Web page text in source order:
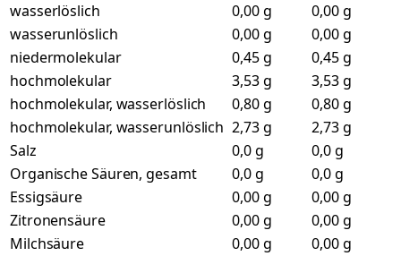
wasserlöslich
0,00 g
0,00 g
wasserunlöslich
0,00 g
0,00 g
niedermolekular
0,45 g
0,45 g
hochmolekular
3,53 g
3,53 g
hochmolekular, wasserlöslich
0,80 g
0,80 g
hochmolekular, wasserunlöslich 2,73 g
2,73 g
Salz
0,0 g
0,0 g
Organische Säuren, gesamt
0,0 g
0,0 g
Essigsäure
0,00 g
0,00 g
Zitronensäure
0,00 g
0,00 g
Milchsäure
0,00 g
0,00 g